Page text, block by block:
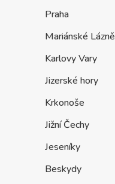
Praha
Mariánské Lázně
Karlovy Vary
Jizerské hory
Krkonoše
Jižní Čechy
Jeseníky
Beskydy